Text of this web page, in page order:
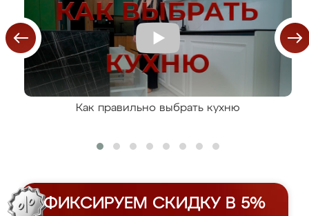
Как правильно выбрать кухню
ФИКСИРУЕМ СКИДКУ В 5%